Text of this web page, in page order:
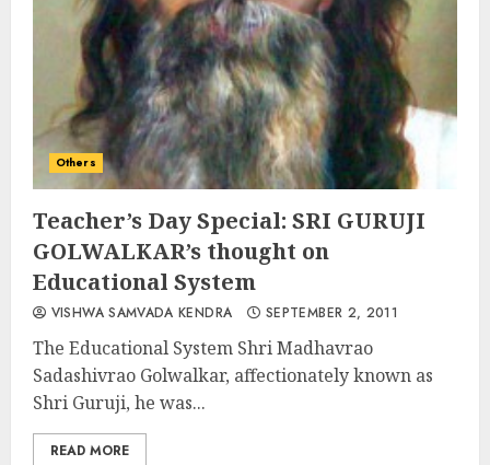
Others
Teacher’s Day Special: SRI GURUJI
GOLWALKAR’s thought on
Educational System
VISHWA SAMVADA KENDRA SEPTEMBER 2, 2011
The Educational System Shri Madhavrao
Sadashivrao Golwalkar, affectionately known as
Shri Guruji, he was...
READ MORE